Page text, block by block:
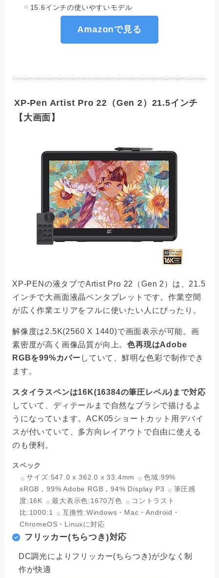
15.6インチの使いやすいモデル
Amazonで見る
XP-Pen Artist Pro 22（Gen 2）21.5インチ
【大画面】
XP-PENの液タブでArtist Pro 22（Gen 2）は、21.5
インチで大画面液晶ペンタブレットです。作業空間
が広く作業エリアをフルに使いたい人にぴったり。
解像度は2.5K(2560 X 1440)で画面表示が可能。画
素密度が高く画像品質が向上。色再現はAdobe
RGBを99%カバー していて、鮮明な色彩で制作でき
ます。
スタイラスペンは16K(16384の筆圧レベル)まで対応
していて、ディテールまで自然なブラシで描けるよ
うになっています。ACK05ショートカット用デバイ
スが付いていて、多方向レイアウトで自由に使える
のも便利。
スペック
サイズ:547.0 x 362.0 x 33.4mm
色域:99%
sRGB，99% Adobe RGB，94% Display P3
筆圧感
度:16K
最大表示色:1670万色
コントラスト
比:1000:1
互換性:Windows・Mac・Android・
ChromeOS・Linuxに対応
フリッカー(ちらつき)対応
DC調光によりフリッカー(ちらつき)が少なく制
作が快適